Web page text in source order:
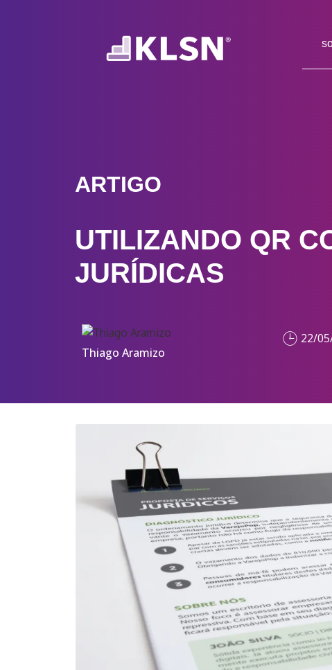
ARTIGO
UTILIZANDO QR
JURÍDICAS
Thiago Aramizo
22/